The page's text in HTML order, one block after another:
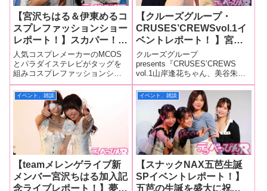
【宮沢ちはる＆伊東めるコ
スプレファッションショー
レポート！】スカパー！ア
ダルト放送大賞ノミネート
の2人がナース、制服、チ
アガールとセクシーなコス
プレ姿で悩殺！撮影し放題
の太っ腹イベントに！
人気コスプレメーカーのMCOS
とパラダイステレビがタッグを
組みコスプレファッションショ
ーを開催し、ともにスカパー！
アダルト放送大賞2022にノミネ
ートされている宮沢ちはるちゃ
んと伊東めるちゃんがモデルと
して登場しました！1月29日に東
【クルーズグループ・
CRUSES’CREWSvol.1イ
ベントレポート！ 】宮沢
ちはる、佐川はるみ、川原
かなえ、橋野愛琉が事務所
主催イベントでファンと一
緒に大盛り上がり！ トー
クにゲームと内容盛りだく
さんで大満足のイベント
に！
クルーズグループ
presents『CRUSES’CREWS
vol.1山岸逢花ちゃん、美谷朱里
ちゃん、塚田詩織ちゃんなど人
気セクシー女優が多く所属する
プロダクション「クルーズグル
ープ」が主催イベントをスター
ト！ ここ数年、多くのプロダ
クショ
イベント、雑談
【teamメレンゲライブ新
メンバー宮沢ちはる加入記
念ライブレポート！】夢乃
イベント、雑談
【スナックNAX五芭生誕
SPイベントレポート！】
五芭の生誕を盛大に祝